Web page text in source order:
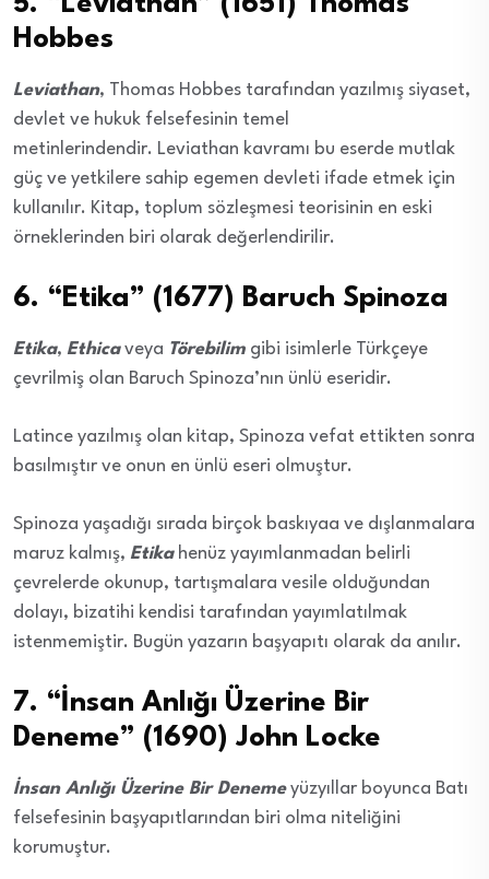
Hobbes
Leviathan, Thomas Hobbes tarafından yazılmış siyaset,
devlet ve hukuk felsefesinin temel
metinlerindendir. Leviathan kavramı bu eserde mutlak
güç ve yetkilere sahip egemen devleti ifade etmek için
kullanılır. Kitap, toplum sözleşmesi teorisinin en eski
örneklerinden biri olarak değerlendirilir.
6. “Etika” (1677) Baruch Spinoza
Etika, Ethicaveya Törebilim gibi isimlerle Türkçeye
çevrilmiş olan Baruch Spinoza’nın ünlü eseridir.
Latince yazılmış olan kitap, Spinoza vefat ettikten sonra
basılmıştır ve onun en ünlü eseri olmuştur.
Spinoza yaşadığı sırada birçok baskıyaa ve dışlanmalara
maruz kalmış, Etikahenüz yayımlanmadan belirli
çevrelerde okunup, tartışmalara vesile olduğundan
dolayı, bizatihi kendisi tarafından yayımlatılmak
istenmemiştir. Bugün yazarın başyapıtı olarak da anılır.
7. “İnsan Anlığı Üzerine Bir
Deneme” (1690) John Locke
İnsan Anlığı Üzerine Bir Denemeyüzyıllar boyunca Batı
felsefesinin başyapıtlarından biri olma niteliğini
korumuştur.